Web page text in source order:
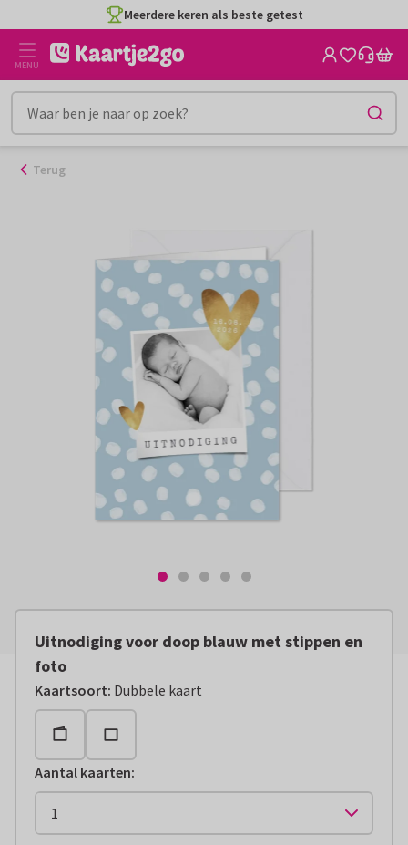
naar
inhoud
Meerdere keren als beste getest
MENU
Terug
Uitnodiging voor doop blauw met stippen en
foto
Kaartsoort: Dubbele kaart
Aantal kaarten: